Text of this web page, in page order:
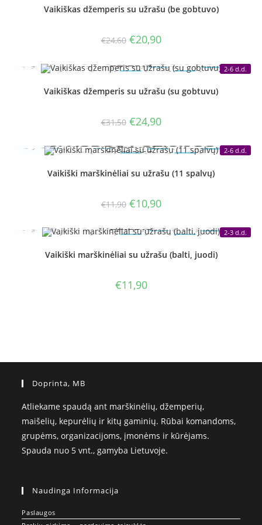
Vaikiškas džemperis su užrašu (be gobtuvo)
€24,60 Original
price
€24,60.
€20,90Current
price
€20,90.
2-6 d.d.
Vaikiškas džemperis su užrašu (su gobtuvu)
€31,50 Original
price
€31,50.
€24,90Current
price
€24,90.
2-6 d.d.
Vaikiški marškinėliai su užrašu (11 spalvų)
€11,90 Original
price
€11,90.
€10,90Current
price
€10,90.
2-3 d.d.
Vaikiški marškinėliai su užrašu (balti, juodi)
€11,90
Doprinta, MB
Atliekame spaudą ant marškinėlių, džemperių,
maišelių, kepurėlių ir kitų gaminių. Rūbai komandoms,
grupėms, organizacijoms, įmonėms ir kūrėjams.
Spauda nuo 5 vnt., gamyba Lietuvoje.
Naudinga Informacija
Paslaugos